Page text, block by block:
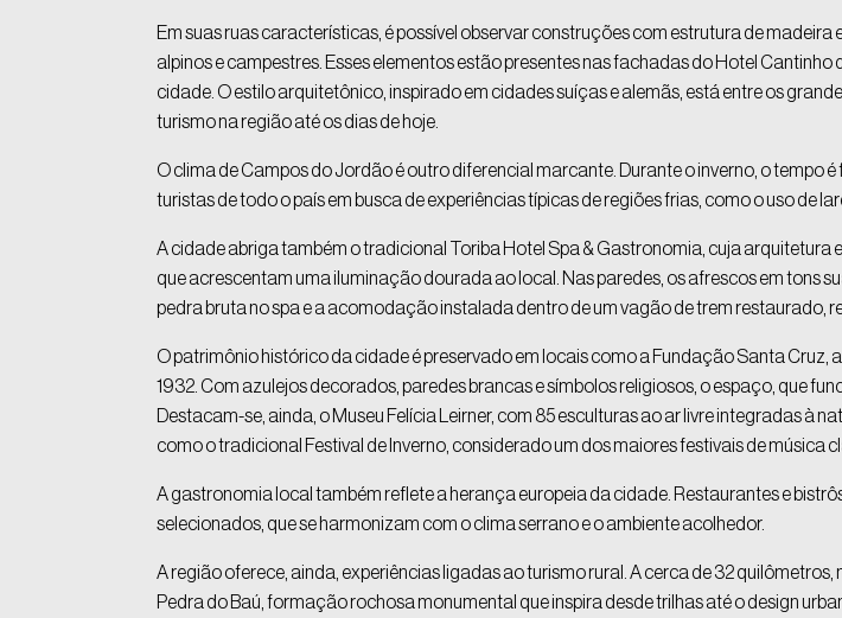
Em suas ruas características, é possível observar construções com estrutura de
alpinos e campestres. Esses elementos estão presentes nas fachadas do Hotel
cidade. O estilo arquitetônico, inspirado em cidades suíças e alemãs, está entre os
turismo na região até os dias de hoje.
O clima de Campos do Jordão é outro diferencial marcante. Durante o inverno, o tempo
turistas de todo o país em busca de experiências típicas de regiões frias, como o uso de
A cidade abriga também o tradicional Toriba Hotel Spa & Gastronomia, cuja
que acrescentam uma iluminação dourada ao local. Nas paredes, os afrescos em tons
pedra bruta no spa e a acomodação instalada dentro de um vagão de trem
O patrimônio histórico da cidade é preservado em locais como a Fundação Santa
1932. Com azulejos decorados, paredes brancas e símbolos religiosos, o espaço, que
Destacam-se, ainda, o Museu Felícia Leirner, com 85 esculturas ao ar livre integradas à
como o tradicional Festival de Inverno, considerado um dos maiores festivais de música
A gastronomia local também reflete a herança europeia da cidade. Restaurantes e
selecionados, que se harmonizam com o clima serrano e o ambiente acolhedor.
A região oferece, ainda, experiências ligadas ao turismo rural. A cerca de 32
Pedra do Baú, formação rochosa monumental que inspira desde trilhas até o design